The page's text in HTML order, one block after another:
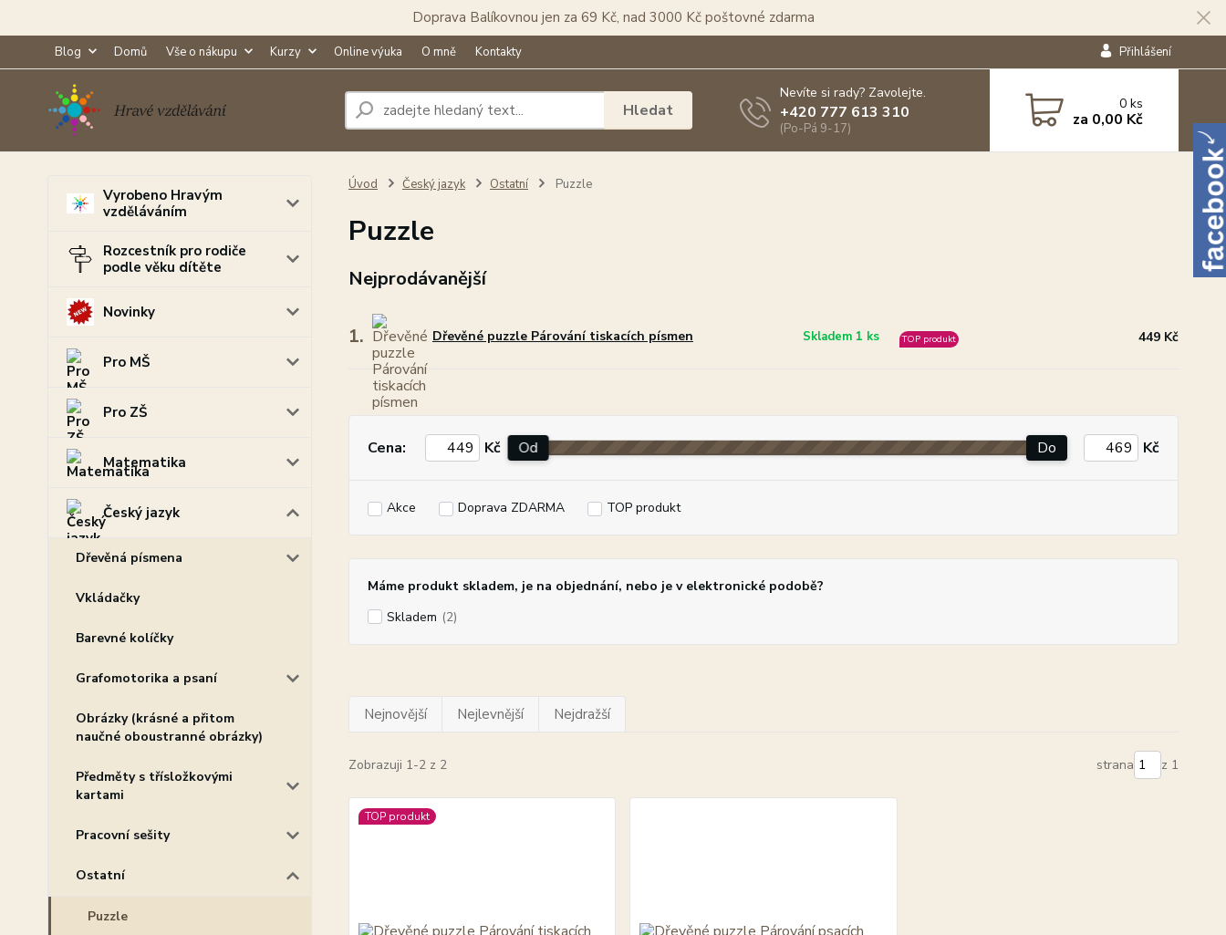
Doprava Balíkovnou jen za 69 Kč, nad 3000 Kč poštovné zdarma
Blog Domů Vše o nákupu Kurzy Online výuka O mně Kontakty Přihlášení
Hledat
Nevíte si rady? Zavolejte.
+420 777 613 310
(Po-Pá 9-17)
0ks
za 0,00 Kč
Vyrobeno Hravým
vzděláváním
Rozcestník pro rodiče
podle věku dítěte
Novinky
Pro MŠ
Pro ZŠ
Matematika
Český jazyk
Dřevěná písmena
Vkládačky
Barevné kolíčky
Grafomotorika a psaní
Obrázky (krásné a přitom
naučné oboustranné obrázky)
Předměty s třísložkovými
kartami
Pracovní sešity
Ostatní
Puzzle
Úvod Český jazyk Ostatní Puzzle
Puzzle
Nejprodávanější
1. Dřevěné puzzle Párování tiskacích písmen Skladem 1 ks TOP produkt 449 Kč
Cena: Kč Od Do Kč
Akce Doprava ZDARMA TOP produkt
Máme produkt skladem, je na objednání, nebo je v elektronické podobě?
Skladem (2)
Nejnovější Nejlevnější Nejdražší
Zobrazuji 1-2 z 2 strana z 1
TOP produkt